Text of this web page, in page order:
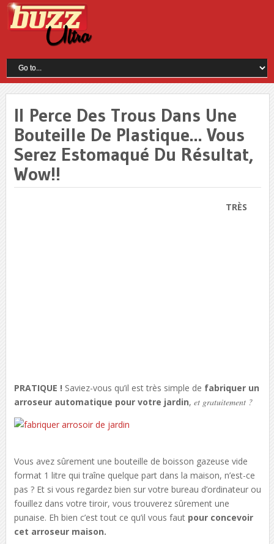
Il Perce Des Trous Dans Une
Bouteille De Plastique… Vous
Serez Estomaqué Du Résultat,
Wow!!
TRÈS
PRATIQUE ! Saviez-vous qu’il est très simple de fabriquer un
arroseur automatique pour votre jardin, et gratuitement ?
Vous avez sûrement une bouteille de boisson gazeuse vide
format 1 litre qui traîne quelque part dans la maison, n’est-ce
pas ? Et si vous regardez bien sur votre bureau d’ordinateur ou
fouillez dans votre tiroir, vous trouverez sûrement une
punaise. Eh bien c’est tout ce qu’il vous faut pour concevoir
cet arroseur maison.